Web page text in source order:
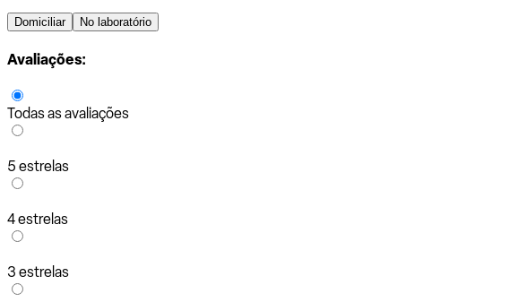
Domiciliar No laboratório
Avaliações:
Todas as avaliações
5 estrelas
4 estrelas
3 estrelas